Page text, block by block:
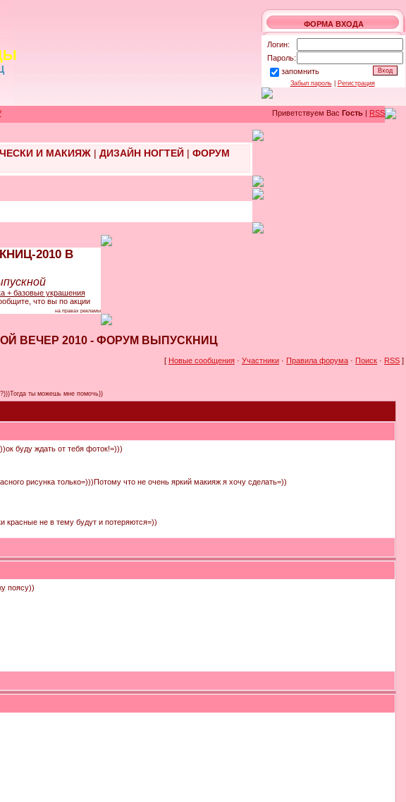
ФОРМА ВХОДА
Логин:
Пароль:
запомнить
Забыл пароль| Регистрация
Приветствуем Вас Гость | RSS
И МАКИЯЖ| ДИЗАЙН НОГТЕЙ| ФОРУМ
2010 В
+ базовые украшения
что вы по акции
на правах рекламы
ВЕЧЕР 2010 - ФОРУМ ВЫПУСКНИЦ
[ Новые сообщения · Участники · Правила форума · Поиск · RSS ]
ты можешь мне помочь))
буду ждать от тебя фоток!=)))
рисунка только=)))Потому что не очень яркий макияж я хочу сделать=))
красные не в тему будут и потеряются=))
поясу))